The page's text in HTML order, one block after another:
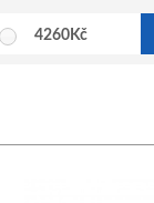
4260Kč